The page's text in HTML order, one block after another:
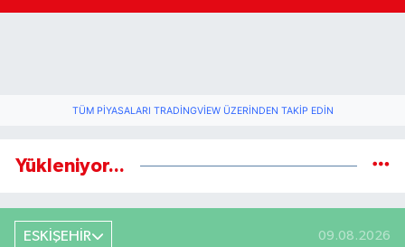
TÜM PIYASALARI TRADINGVIEW ÜZERINDEN TAKIP EDIN
Yükleniyor...
ESKİŞEHİR 09.08.2026